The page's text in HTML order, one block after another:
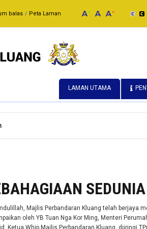
balas Peta Laman
LAMAN UTAMA
Majlis Perbandaran Kluang telah berjaya
oleh YB Tuan Nga Kor Ming, Menteri
Ketua Whip Majlis Perbandaran Kluang, diiringi